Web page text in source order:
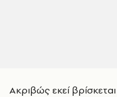
Ακριβώς εκεί